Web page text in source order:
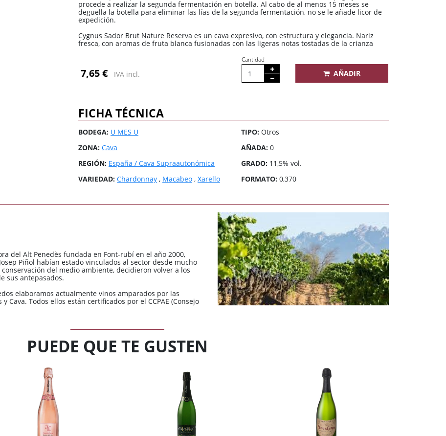
España / Galicia
España / Rioja
España / Galicia
España / Rioja
procede a realizar la segunda fermentación en botella. Al cabo de al menos 15 meses se
degüella la botella para eliminar las lías de la segunda fermentación, no se le añade licor de
expedición.
Cygnus Sador Brut Nature Reserva es un cava expresivo, con estructura y elegancia. Nariz
fresca, con aromas de fruta blanca fusionadas con las ligeras notas tostadas de la crianza
7,65 € IVA incl.
Cantidad
AÑADIR
FICHA TÉCNICA
BODEGA: U MES U
ZONA: Cava
REGIÓN: España / Cava Supraautonómica
VARIEDAD: Chardonnay , Macabeo , Xarello
TIPO:Otros
AÑADA:0
GRADO:11,5% vol.
FORMATO:0,370
del Alt Penedès fundada en Font-rubí en el año 2000,
Piñol habían estado vinculados al sector desde mucho
del medio ambiente, decidieron volver a los
sus antepasados.
elaboramos actualmente vinos amparados por las
Cava. Todos ellos están certificados por el CCPAE (Consejo
PUEDE QUE TE GUSTEN